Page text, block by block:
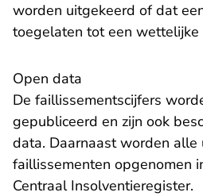
worden uitgekeerd of dat
toegelaten tot een wettelijke
Open data
De faillissementscijfers
gepubliceerd en zijn ook
data. Daarnaast worden alle
faillissementen opgenomen
Centraal Insolventieregister-
.